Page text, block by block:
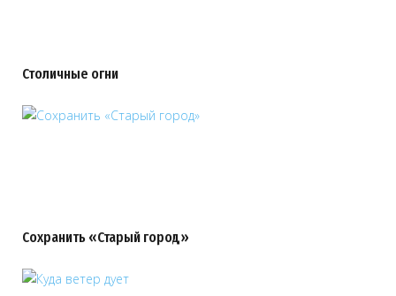
Столичные огни
Сохранить «Старый город»